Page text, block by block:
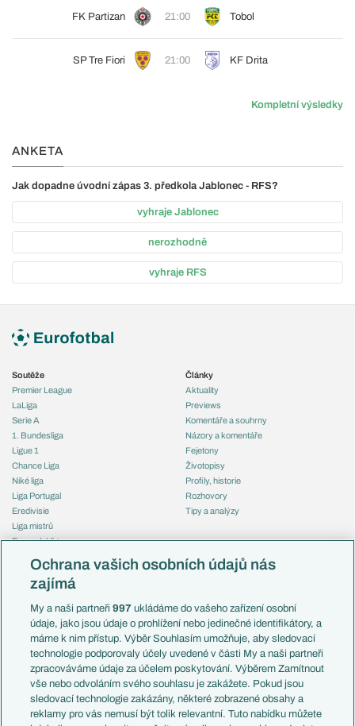
FK Partizan 21:00 Tobol
SP Tre Fiori 21:00 KF Drita
Kompletní výsledky
ANKETA
Jak dopadne úvodní zápas 3. předkola Jablonec - RFS?
vyhraje Jablonec
nerozhodně
vyhraje RFS
Soutěže
Premier League
LaLiga
Serie A
1. Bundesliga
Ligue 1
Chance Liga
Niké liga
Liga Portugal
Eredivisie
Liga mistrů
Evropská liga
Mistrovství světa
Liga národů
Témata
Představení týmů MS
EuroSkauting
PL v kostce
Evropské koeficienty
Přestupy
Přestupové spekulace
Články
Aktuality
Previews
Komentáře a souhrny
Názory a komentáře
Fejetony
Životopisy
Profily, historie
Rozhovory
Tipy a analýzy
Česko
Francie
Itálie
Německo
Španělsko
Argentina
Brazílie
Přestupy
Ochrana vašich osobních údajů nás
zajímá
My a naši partneři997 ukládáme do vašeho zařízení osobní
údaje, jako jsou údaje o prohlížení nebo jedinečné identifikátory, a
máme k nim přístup. Výběr Souhlasím umožňuje, aby sledovací
technologie podporovaly účely uvedené v části My a naši partneři
zpracováváme údaje za účelem poskytování. Výběrem Zamítnout
vše nebo odvoláním svého souhlasu je zakážete. Pokud jsou
sledovací technologie zakázány, některé zobrazené obsahy a
reklamy pro vás nemusí být tolik relevantní. Tuto nabídku můžete